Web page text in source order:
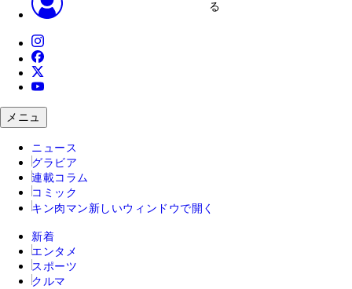
る
メニュ
ニュース
グラビア
連載コラム
コミック
キン肉マン 新しいウィンドウで開く
新着
エンタメ
スポーツ
クルマ